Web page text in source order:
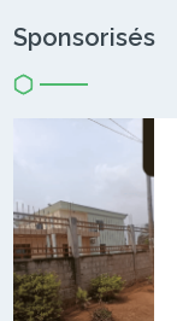
Sponsorisés